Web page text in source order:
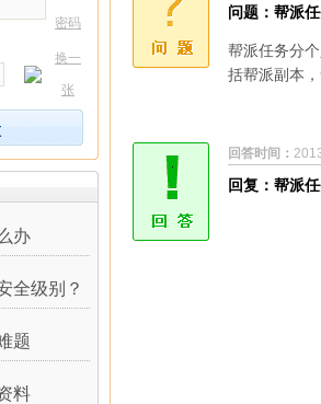
密码
换一
张
办
全级别？
题
料
问题：帮派
帮派任务分
括帮派副本
回答时间：
回复：帮派